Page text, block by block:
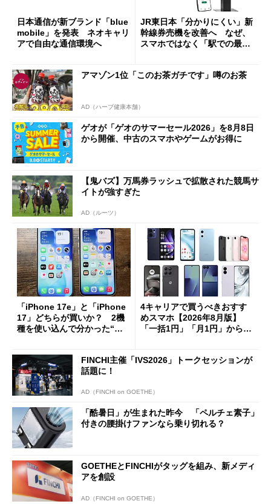
日本通信が新ブランド「blue
mobile」を発表 ネオキャリ
アで自由な通信環境へ
JR東日本「分かりにくい」新
幹線券売機を改善へ なぜ、
スマホではなく「駅での最短
アマゾン1位「このお茶ガチです」噂のお茶
AD（ハーブ健康本舗）
ゲオが「ゲオのサマーセール2026」を8月8日
から開催、中古のスマホやゲームがお得に
【鬼バズ】万馬券ラッシュで拡散された競馬サ
イトが強すぎた
AD（ルーツ）
「iPhone 17e」と「iPhone
17」どちらが買いか？ 2機
種を使い込んで分かった“ス
4キャリアで買うべきおすす
めスマホ【2026年8月版】
「一括1円」「月1円」からお
FINCHI主催「IVS2026」トークセッションが
話題に！
AD（FINCHI on GOETHE）
「酷暑日」が生まれた昨今 「ペルチェ素子」
付きの腰掛けファンなら乗り切れる？
GOETHEとFINCHIがタッグを組み、新メディ
アを創設
AD（FINCHI on GOETHE）